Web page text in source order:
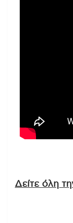
Δείτε όλη